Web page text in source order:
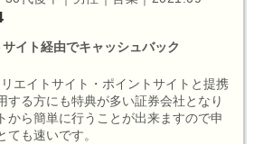
イト経由でキャッシュバック
エイトサイト・ポイントサイトと提携
する方にも特典が多い証券会社となり
から簡単に行うことが出来ますので申
も速いです。